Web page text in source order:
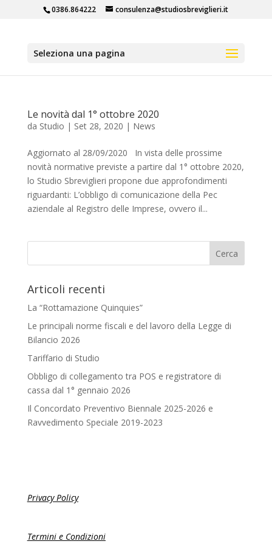
0386.864222 consulenza@studiosbreviglieri.it
Seleziona una pagina
Le novità dal 1° ottobre 2020
da Studio | Set 28, 2020 | News
Aggiornato al 28/09/2020 In vista delle prossime
novità normative previste a partire dal 1° ottobre 2020,
lo Studio Sbreviglieri propone due approfondimenti
riguardanti: L’obbligo di comunicazione della Pec
aziendale al Registro delle Imprese, ovvero il...
Articoli recenti
La “Rottamazione Quinquies”
Le principali norme fiscali e del lavoro della Legge di
Bilancio 2026
Tariffario di Studio
Obbligo di collegamento tra POS e registratore di
cassa dal 1° gennaio 2026
Il Concordato Preventivo Biennale 2025-2026 e
Ravvedimento Speciale 2019-2023
Privacy Policy
Termini e Condizioni